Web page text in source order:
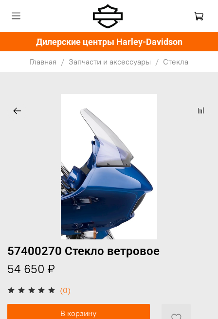
Дилерские центры Harley-Davidson
Главная Запчасти и аксессуары Стекла
(0)
57400270 Стекло ветровое
54 650 ₽
В корзину